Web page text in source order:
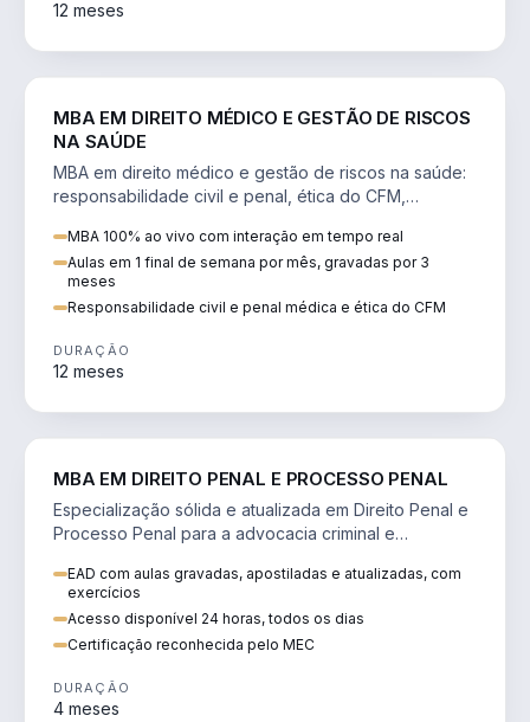
12 meses
MBA EM DIREITO MÉDICO E GESTÃO DE RISCOS
NA SAÚDE
MBA em direito médico e gestão de riscos na saúde:
responsabilidade civil e penal, ética do CFM,
MBA 100% ao vivo com interação em tempo real
Aulas em 1 final de semana por mês, gravadas por 3
meses
Responsabilidade civil e penal médica e ética do CFM
DURAÇÃO
12 meses
MBA EM DIREITO PENAL E PROCESSO PENAL
Especialização sólida e atualizada em Direito Penal e
Processo Penal para a advocacia criminal e
EAD com aulas gravadas, apostiladas e atualizadas, com
exercícios
Acesso disponível 24 horas, todos os dias
Certificação reconhecida pelo MEC
DURAÇÃO
4 meses